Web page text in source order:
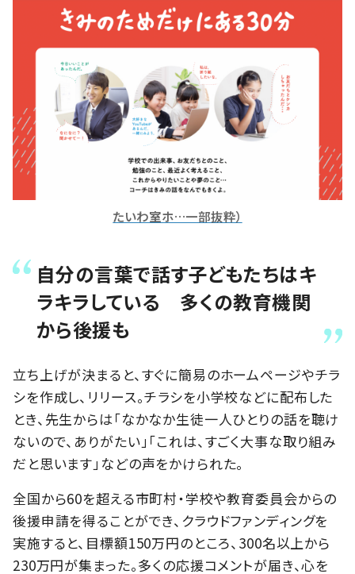
たいわ室ホ…一部抜粋）
自分の言葉で話す子どもたちはキ
ラキラしている 多くの教育機関
から後援も
立ち上げが決まると、すぐに簡易のホームページやチラ
シを作成し、リリース。チラシを小学校などに配布した
とき、先生からは「なかなか生徒一人ひとりの話を聴け
ないので、ありがたい」「これは、すごく大事な取り組み
だと思います」などの声をかけられた。
全国から60を超える市町村・学校や教育委員会からの
後援申請を得ることができ、クラウドファンディングを
実施すると、目標額150万円のところ、300名以上から
230万円が集まった。多くの応援コメントが届き、心を